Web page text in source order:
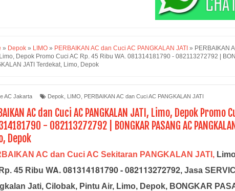
» Depok » LIMO » PERBAIKAN AC dan Cuci AC PANGKALAN JATI » PERBAIKAN
Depok Promo Cuci AC Rp. 45 Ribu WA. 081314181790 - 082113272792 |
JATI Terdekat, Limo, Depok
AC Jakarta Depok LIMO PERBAIKAN AC dan Cuci AC PANGKALAN JATI
AC dan Cuci AC PANGKALAN JATI, Limo, Depok Promo
- 082113272792 | BONGKAR PASANG AC
Depok
AC dan Cuci AC Sekitaran PANGKALAN JATI,
45 Ribu WA. 081314181790 - 082113272792, Jasa
Jati, Cilobak, Pintu Air, Limo, Depok, BONGKAR